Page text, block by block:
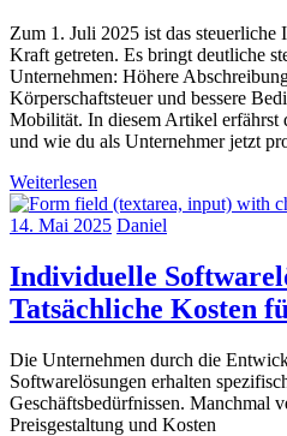
Zum 1. Juli 2025 ist das steuerliche
Kraft getreten. Es bringt deutliche
Unternehmen: Höhere
Körperschaftsteuer und bessere
Mobilität. In diesem Artikel erfährst
und wie du als Unternehmer jetzt
Weiterlesen
14. Mai 2025 Daniel
Individuelle
Tatsächliche Kosten
Die Unternehmen durch die
Softwarelösungen erhalten
Geschäftsbedürfnissen. Manchmal
Preisgestaltung und Kosten